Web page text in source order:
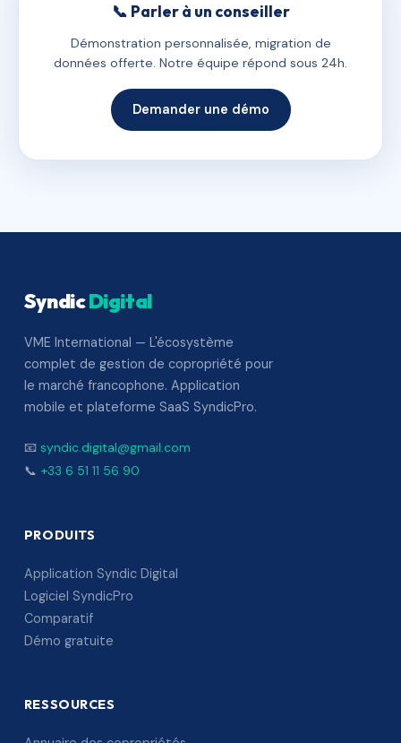
📞 Parler à un conseiller
Démonstration personnalisée, migration de
données offerte. Notre équipe répond sous 24h.
Demander une démo
SyndicDigital
VME International — L'écosystème
complet de gestion de copropriété pour
le marché francophone. Application
mobile et plateforme SaaS SyndicPro.
📧 syndic.digital@gmail.com
📞 +33 6 51 11 56 90
PRODUITS
Application Syndic Digital
Logiciel SyndicPro
Comparatif
Démo gratuite
RESSOURCES